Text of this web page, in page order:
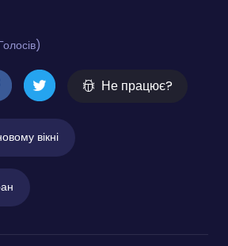
Не працює?
вікні